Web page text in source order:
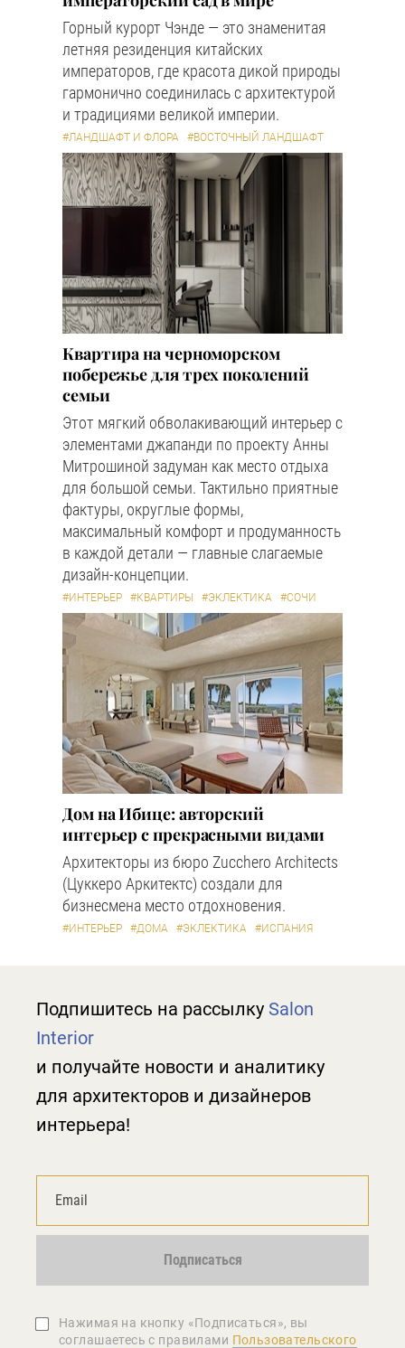
Горный курорт Чэнде — это знаменитая
летняя резиденция китайских
императоров, где красота дикой природы
гармонично соединилась с архитектурой
и традициями великой империи.
#ЛАНДШАФТ И ФЛОРА #ВОСТОЧНЫЙ ЛАНДШАФТ
Квартира на черноморском
побережье для трех поколений
семьи
Этот мягкий обволакивающий интерьер с
элементами джапанди по проекту Анны
Митрошиной задуман как место отдыха
для большой семьи. Тактильно приятные
фактуры, округлые формы,
максимальный комфорт и продуманность
в каждой детали — главные слагаемые
дизайн-концепции.
#ИНТЕРЬЕР #КВАРТИРЫ #ЭКЛЕКТИКА #СОЧИ
Дом на Ибице: авторский
интерьер с прекрасными видами
Архитекторы из бюро Zucchero Architects
(Цуккеро Аркитектс) создали для
бизнесмена место отдохновения.
#ИНТЕРЬЕР #ДОМА #ЭКЛЕКТИКА #ИСПАНИЯ
Подпишитесь на рассылку Salon
Interior
и получайте новости и аналитику
для архитекторов и дизайнеров
интерьера!
Подписаться
Нажимая на кнопку «Подписаться», вы
соглашаетеcь с правилами Пользовательского